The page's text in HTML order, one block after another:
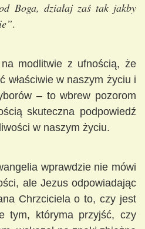
Boga, działaj zaś tak jakby
.
modlitwie z ufnością, że
właściwie w naszym życiu i
– to wbrew pozorom
skuteczna podpowiedź
w naszym życiu.
wprawdzie nie mówi
ale Jezus odpowiadając
Chrzciciela o to, czy jest
tym, któryma przyjść, czy